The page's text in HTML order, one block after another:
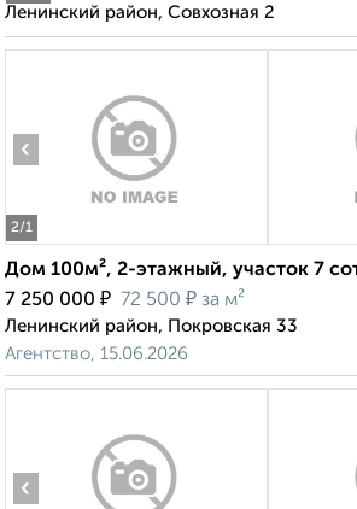
Ленинский район, Совхозная 2
2/1
‹
Дом 100м², 2-этажный, участок 7
7 250 000 ₽ 72 500 ₽ за м²
Ленинский район, Покровская 33
Агентство, 15.06.2026
‹